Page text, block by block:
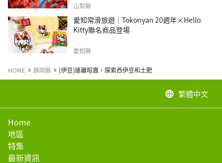
山梨縣
愛知常滑旅遊｜Tokonyan 20週年×Hello
Kitty聯名商品登場
愛知縣
HOME 靜岡縣 [伊豆]遠離喧囂，探索西伊豆和土肥
language 繁體中文
Home
地區
特集
最新資訊